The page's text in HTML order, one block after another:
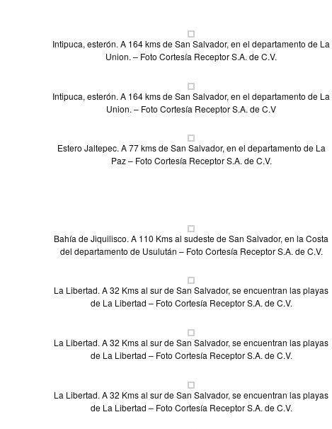
Intipuca, esterón. A 164 kms de San Salvador, en el departamento de La
Union. – Foto Cortesía Receptor S.A. de C.V.
Intipuca, esterón. A 164 kms de San Salvador, en el departamento de La
Union. – Foto Cortesía Receptor S.A. de C.V
Estero Jaltepec. A 77 kms de San Salvador, en el departamento de La
Paz – Foto Cortesía Receptor S.A. de C.V.
Bahía de Jiquilisco. A 110 Kms al sudeste de San Salvador, en la Costa
del departamento de Usulután – Foto Cortesía Receptor S.A. de C.V.
La Libertad. A 32 Kms al sur de San Salvador, se encuentran las playas
de La Libertad – Foto Cortesía Receptor S.A. de C.V.
La Libertad. A 32 Kms al sur de San Salvador, se encuentran las playas
de La Libertad – Foto Cortesía Receptor S.A. de C.V.
La Libertad. A 32 Kms al sur de San Salvador, se encuentran las playas
de La Libertad – Foto Cortesía Receptor S.A. de C.V.